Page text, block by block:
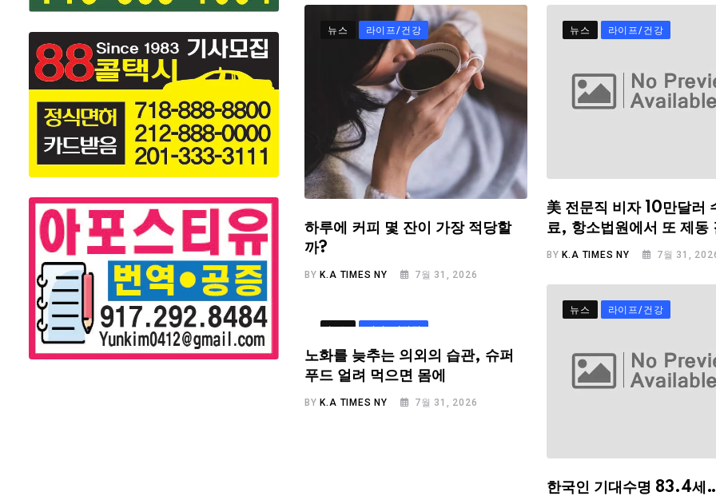
뉴스 라이프/건강
하루에 커피 몇 잔이 가장 적당할
까?
BY K.A TIMES NY 7월 31, 2026
뉴스 라이프/건강
美 전문직 비자 10만달러
료, 항소법원에서 또 제동
BYK.A TIMES NY 7월 31,
뉴스 라이프/건강
한국인 기대수명 83.4세
뉴스 라이프/건강
노화를 늦추는 의외의 습관, 슈퍼
푸드 얼려 먹으면 몸에
BY K.A TIMES NY 7월 31, 2026